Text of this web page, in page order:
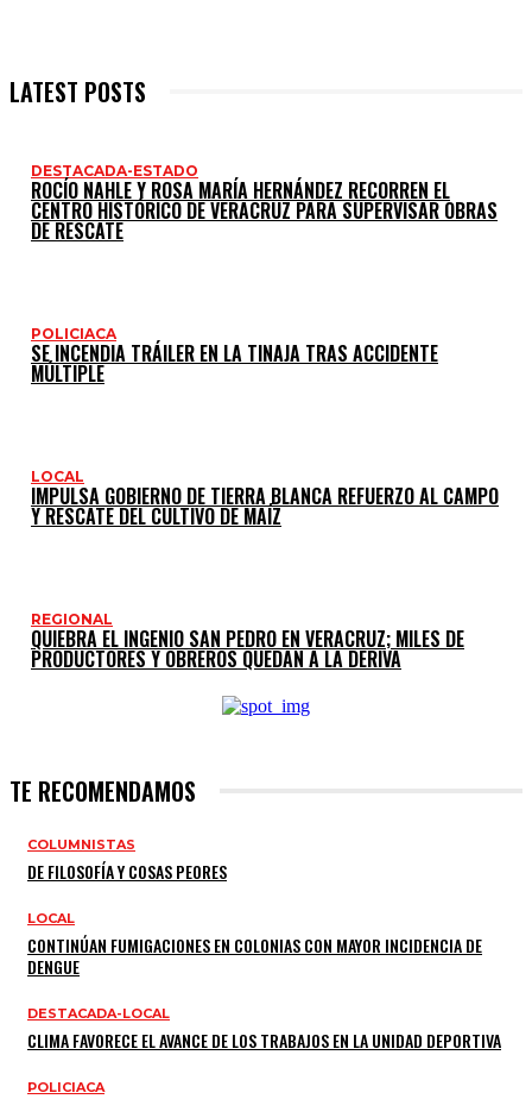
LATEST POSTS
DESTACADA-ESTADO
ROCÍO NAHLE Y ROSA MARÍA HERNÁNDEZ RECORREN EL
CENTRO HISTÓRICO DE VERACRUZ PARA SUPERVISAR OBRAS
DE RESCATE
POLICIACA
SE INCENDIA TRÁILER EN LA TINAJA TRAS ACCIDENTE
MÚLTIPLE
LOCAL
IMPULSA GOBIERNO DE TIERRA BLANCA REFUERZO AL CAMPO
Y RESCATE DEL CULTIVO DE MAÍZ
REGIONAL
QUIEBRA EL INGENIO SAN PEDRO EN VERACRUZ; MILES DE
PRODUCTORES Y OBREROS QUEDAN A LA DERIVA
TE RECOMENDAMOS
COLUMNISTAS
DE FILOSOFÍA Y COSAS PEORES
LOCAL
CONTINÚAN FUMIGACIONES EN COLONIAS CON MAYOR INCIDENCIA DE
DENGUE
DESTACADA-LOCAL
CLIMA FAVORECE EL AVANCE DE LOS TRABAJOS EN LA UNIDAD DEPORTIVA
POLICIACA